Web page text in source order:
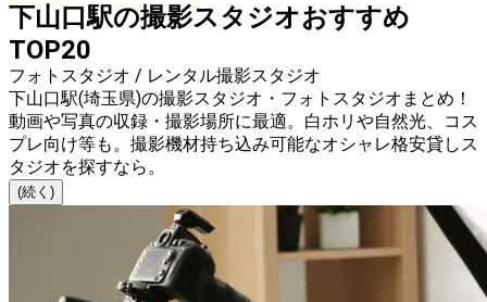
下山口駅の撮影スタジオおすすめ
TOP20
フォトスタジオ / レンタル撮影スタジオ
下山口駅(埼玉県)の撮影スタジオ・フォトスタジオまとめ！
動画や写真の収録・撮影場所に最適。白ホリや自然光、コス
プレ向け等も。撮影機材持ち込み可能なオシャレ格安貸しス
タジオを探すなら。
(続く)